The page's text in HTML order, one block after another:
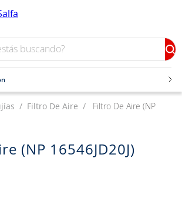
buscando?
Filtro De Aire
Filtro De Aire (NP
(NP 16546JD20J)